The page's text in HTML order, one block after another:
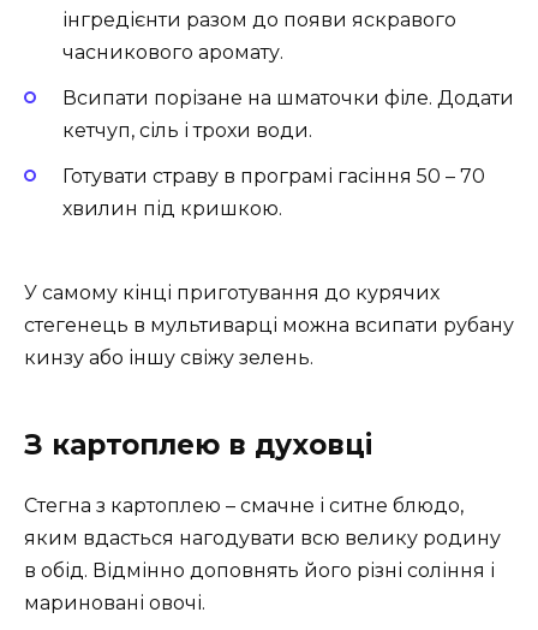
інгредієнти разом до появи яскравого
часникового аромату.
Всипати порізане на шматочки філе. Додати
кетчуп, сіль і трохи води.
Готувати страву в програмі гасіння 50 – 70
хвилин під кришкою.
У самому кінці приготування до курячих
стегенець в мультиварці можна всипати рубану
кинзу або іншу свіжу зелень.
З картоплею в духовці
Стегна з картоплею – смачне і ситне блюдо,
яким вдасться нагодувати всю велику родину
в обід. Відмінно доповнять його різні соління і
мариновані овочі.